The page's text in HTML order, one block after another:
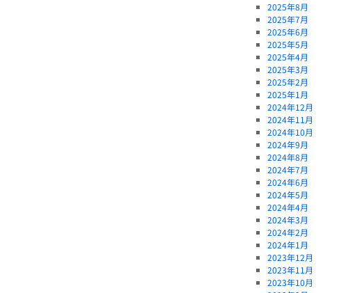
2025年8月
2025年7月
2025年6月
2025年5月
2025年4月
2025年3月
2025年2月
2025年1月
2024年12月
2024年11月
2024年10月
2024年9月
2024年8月
2024年7月
2024年6月
2024年5月
2024年4月
2024年3月
2024年2月
2024年1月
2023年12月
2023年11月
2023年10月